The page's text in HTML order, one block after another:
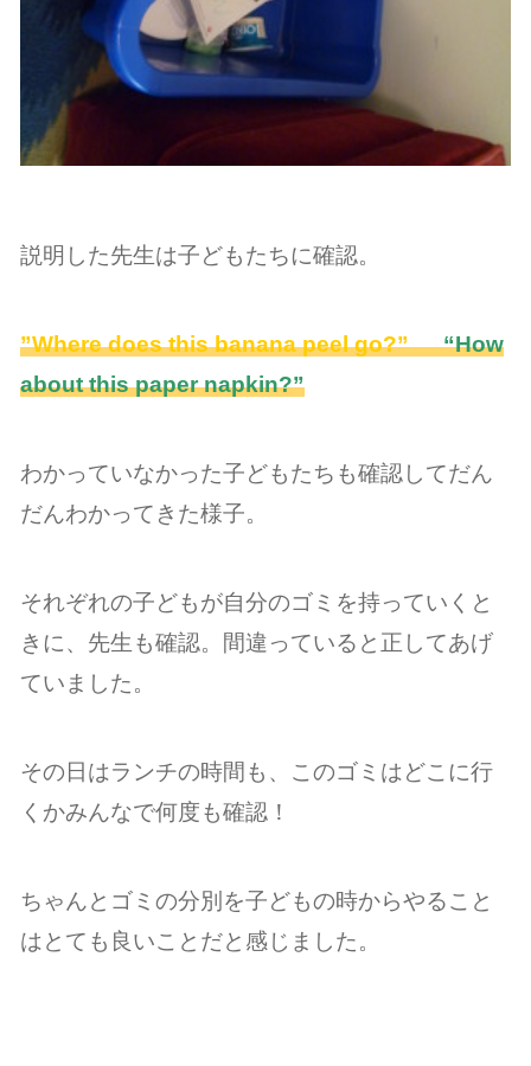
説明した先生は子どもたちに確認。
”Where does this banana peel go?”
“How
about this paper napkin?”
わかっていなかった子どもたちも確認してだん
だんわかってきた様子。
それぞれの子どもが自分のゴミを持っていくと
きに、先生も確認。間違っていると正してあげ
ていました。
その日はランチの時間も、このゴミはどこに行
くかみんなで何度も確認！
ちゃんとゴミの分別を子どもの時からやること
はとても良いことだと感じました。